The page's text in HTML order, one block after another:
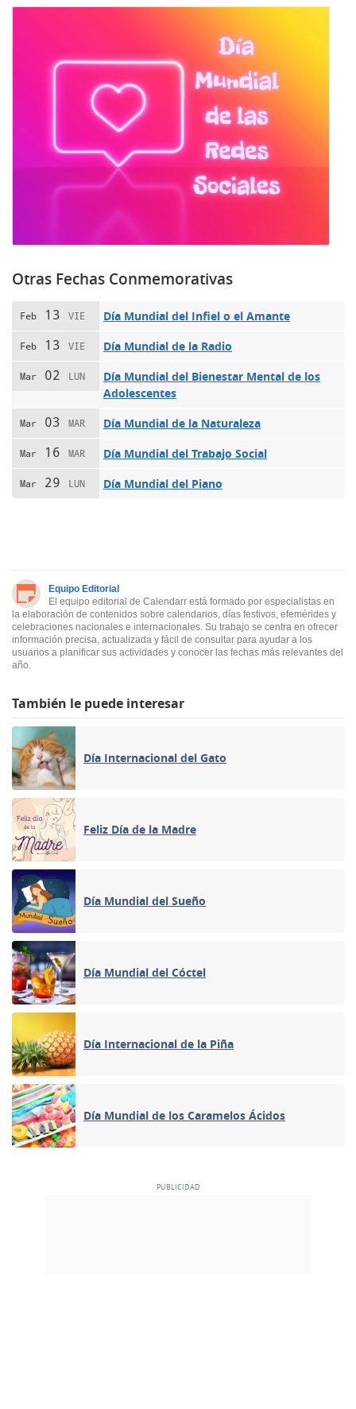
Otras Fechas Conmemorativas
Feb 13 VIE Día Mundial del Infiel o el Amante
Feb 13 VIE Día Mundial de la Radio
Mar 02 LUN
Día Mundial del Bienestar Mental de los
Adolescentes
Mar 03 MAR Día Mundial de la Naturaleza
Mar 16 MAR Día Mundial del Trabajo Social
Mar 29 LUN Día Mundial del Piano
Equipo Editorial
El equipo editorial de Calendarr está formado por especialistas en
la elaboración de contenidos sobre calendarios, días festivos, efemérides y
celebraciones nacionales e internacionales. Su trabajo se centra en ofrecer
información precisa, actualizada y fácil de consultar para ayudar a los
usuarios a planificar sus actividades y conocer las fechas más relevantes del
año.
También le puede interesar
Día Internacional del Gato
Feliz Día de la Madre
Día Mundial del Sueño
Día Mundial del Cóctel
Día Internacional de la Piña
Día Mundial de los Caramelos Ácidos